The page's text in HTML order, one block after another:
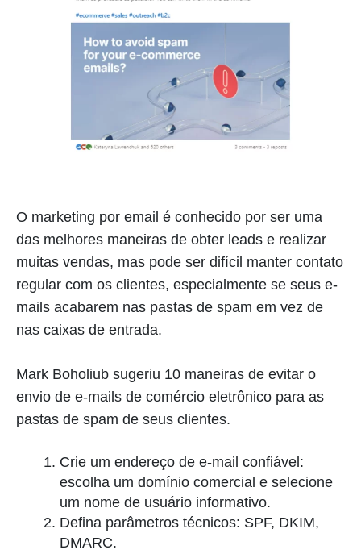
O marketing por email é conhecido por ser uma
das melhores maneiras de obter leads e realizar
muitas vendas, mas pode ser difícil manter contato
regular com os clientes, especialmente se seus e-
mails acabarem nas pastas de spam em vez de
nas caixas de entrada.
Mark Boholiub sugeriu 10 maneiras de evitar o
envio de e-mails de comércio eletrônico para as
pastas de spam de seus clientes.
Crie um endereço de e-mail confiável:
escolha um domínio comercial e selecione
um nome de usuário informativo.
Defina parâmetros técnicos: SPF, DKIM,
DMARC.